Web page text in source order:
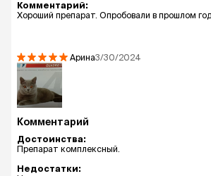
Комментарий:
Хороший препарат. Опробовали в прошлом
Арина3/30/2024
Комментарий
Достоинства:
Препарат комплексный.
Недостатки: